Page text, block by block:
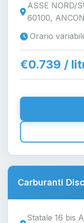
ASSE NORD/
60100,
Orario
€0.739 /
Carburanti
Statale 16 bis